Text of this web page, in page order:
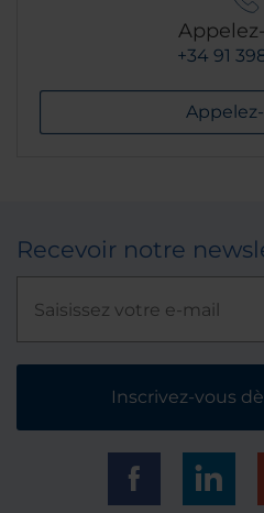
+34 91
Recevoir notre
Inscrivez-vous